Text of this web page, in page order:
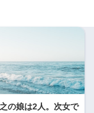
の娘は2人。次女で